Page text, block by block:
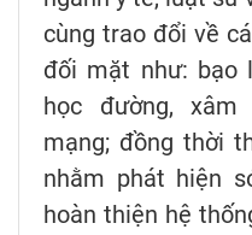
cùng trao đổi về
đối mặt như: bạo
học đường,
mạng; đồng thời
nhằm phát hiện
hoàn thiện hệ